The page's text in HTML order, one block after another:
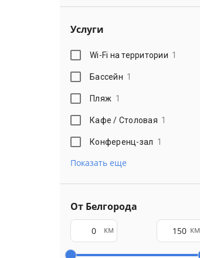
Услуги
Wi-Fi на территории 1
Бассейн 1
Пляж 1
Кафе / Столовая 1
Конференц-зал 1
Показать еще
От Белгорода
км км